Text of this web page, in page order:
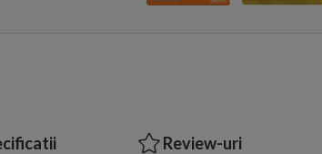
Review-uri